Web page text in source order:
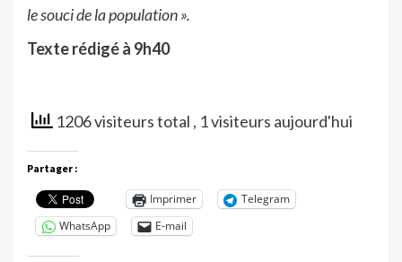
le souci de la population ».
Texte rédigé à 9h40
1206 visiteurs total , 1 visiteurs aujourd'hui
Partager :
Imprimer
Telegram
WhatsApp
E-mail